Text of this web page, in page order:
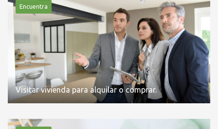
Encuentra
Visitar vivienda para alquilar o comprar.